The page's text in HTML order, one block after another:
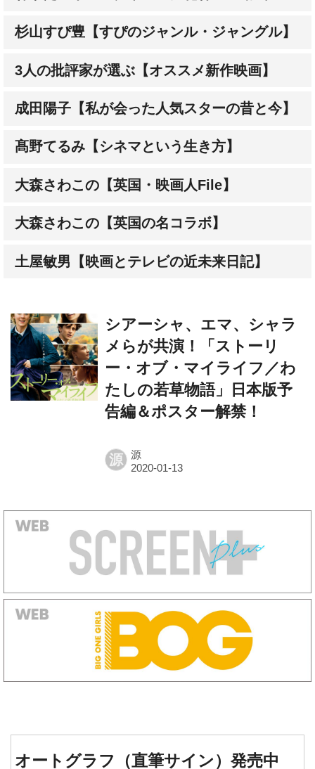
杉山すぴ豊【すぴのジャンル・ジャングル】
3人の批評家が選ぶ【オススメ新作映画】
成田陽子【私が会った人気スターの昔と今】
髙野てるみ【シネマという生き方】
大森さわこの【英国・映画人File】
大森さわこの【英国の名コラボ】
土屋敏男【映画とテレビの近未来日記】
シアーシャ、エマ、シャラ
メらが共演！「ストーリ
ー・オブ・マイライフ／わ
たしの若草物語」日本版予
告編＆ポスター解禁！
源 源
オートグラフ（直筆サイン）発売中